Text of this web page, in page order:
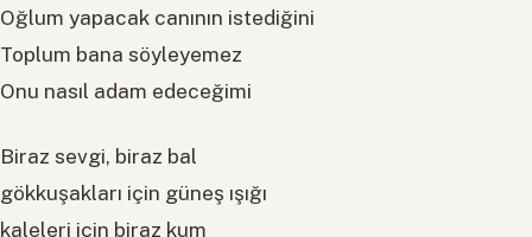
Oğlum yapacak canının istediğini
Toplum bana söyleyemez
Onu nasıl adam edeceğimi
Biraz sevgi, biraz bal
gökkuşakları için güneş ışığı
kaleleri için biraz kum